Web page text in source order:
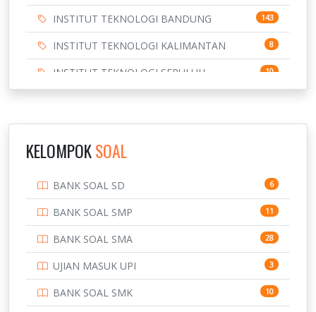
INSTITUT TEKNOLOGI BANDUNG 143
INSTITUT TEKNOLOGI KALIMANTAN 8
INSTITUT TEKNOLOGI SEPULUH
NOVEMBER
10
3
169
7
PTDI STTD 4
133
KELOMPOKSOAL
BANK SOAL SD 6
BANK SOAL SMP 11
BANK SOAL SMA 28
UJIAN MASUK UPI 3
BANK SOAL SMK 10